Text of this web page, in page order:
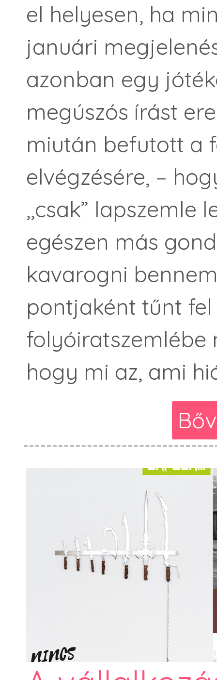
el helyesen, ha
januári
azonban egy
megúszós írást
miután befutott a
elvégzésére, –
,,csak” lapszemle
egészen más
kavarogni
pontjaként tűnt
folyóiratszemlébe
hogy mi az, ami